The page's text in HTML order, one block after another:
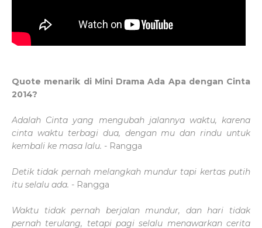
Quote menarik di Mini Drama Ada Apa dengan Cinta
2014?
Adalah Cinta yang mengubah jalannya waktu, karena
cinta waktu terbagi dua, dengan mu dan rindu untuk
kembali ke masa lalu. - Rangga
Detik tidak pernah melangkah mundur tapi kertas putih
itu selalu ada. - Rangga
Waktu tidak pernah berjalan mundur, dan hari tidak
pernah terulang, tetapi pagi selalu menawarkan cerita